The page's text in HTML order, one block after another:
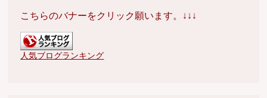
こちらのバナーをクリック願います。↓↓↓
人気ブログランキング